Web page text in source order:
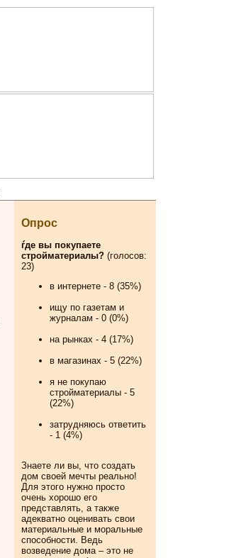
Опрос
ѓде вы покупаете
стройматериалы? (голосов:
23)
в интернете - 8 (35%)
ищу по газетам и
журналам - 0 (0%)
на рынках - 4 (17%)
в магазинах - 5 (22%)
я не покупаю
стройматериалы - 5
(22%)
затрудняюсь ответить
- 1 (4%)
Знаете ли вы, что cоздать
дом своей мечты реально!
Для этого нужно просто
очень хорошо его
представлять, а также
адекватно оценивать свои
материальные и моральные
способности. Ведь
возведение дома – это не